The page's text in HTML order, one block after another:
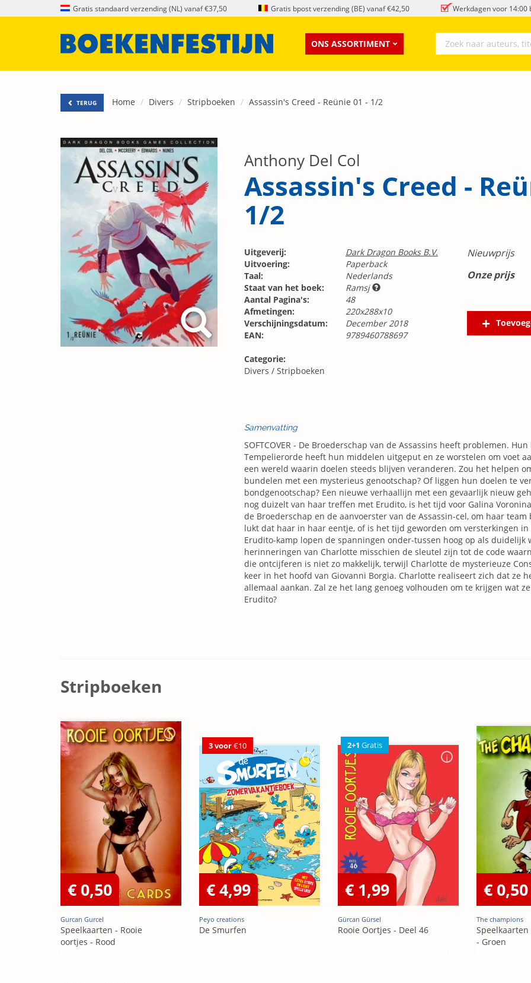
Gratis standaard verzending (NL) vanaf €37,50 Gratis bpost verzending (BE) vanaf €42,50 Werkdagen voor 14:00
ONS ASSORTIMENT
TERUG Home Divers Stripboeken Assassin's Creed - Reünie 01 - 1/2
Anthony Del Col
Assassin's Creed -
1/2
Uitgeverij:
Dark Dragon Books B.V.
Uitvoering:
Paperback
Taal:
Nederlands
Staat van het boek:
Ramsj
Aantal Pagina's:
48
Afmetingen:
220x288x10
Verschijningsdatum:
December 2018
EAN:
9789460788697
Nieuwprijs
Onze prijs
Categorie:
Divers / Stripboeken
Samenvatting
SOFTCOVER - De Broederschap van de Assassins heeft problemen.
Tempelierorde heeft hun middelen uitgeput en ze worstelen om voet
een wereld waarin doelen steeds blijven veranderen. Zou het helpen
bundelen met een mysterieus genootschap? Of liggen hun doelen te
bondgenootschap? Een nieuwe verhaallijn met een gevaarlijk nieuw
nog duizelt van haar treffen met Erudito, is het tijd voor Galina
de Broederschap en de aanvoerster van de Assassin-cel, om haar
lukt dat haar in haar eentje, of is het tijd geworden om versterkingen in
Erudito-kamp lopen de spanningen onder-tussen hoog op als duidelijk
herinneringen van Charlotte misschien de sleutel zijn tot de code
die ontcijferen is niet zo makkelijk, terwijl Charlotte de mysterieuze
keer in het hoofd van Giovanni Borgia. Charlotte realiseert zich dat ze
allemaal aankan. Zal ze het lang genoeg volhouden om te krijgen wat
Erudito?
Stripboeken
€ 0,50
Gurcan Gurcel
Speelkaarten - Rooie
oortjes - Rood
3 voor€10
€ 4,99
Peyo creations
De Smurfen
2+1 Gratis
€ 1,99
Gürcan Gürsel
Rooie Oortjes - Deel 46
€ 0,50
The champions
- Groen